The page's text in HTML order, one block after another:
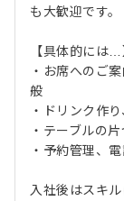
も大歓迎です。
【具体的には…
・お席へのご
般
・ドリンク作
・テーブルの
・予約管理、
入社後はスキ